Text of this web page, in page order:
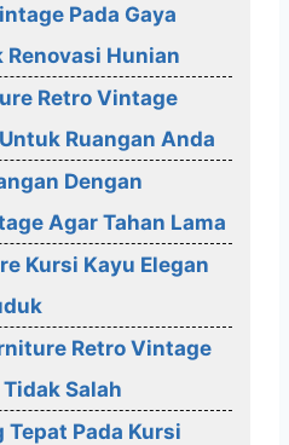
Pada Gaya
Hunian
Retro Vintage
Ruangan Anda
Dengan
Agar Tahan Lama
Kursi Kayu Elegan
Retro Vintage
Salah
Pada Kursi